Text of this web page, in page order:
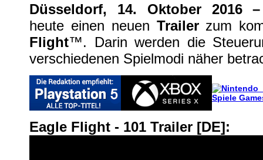
Düsseldorf, 14. Oktober 2016
heute einen neuen Trailer zum
Flight™. Darin werden die
verschiedenen Spielmodi näher
Eagle Flight - 101 Trailer [DE]: